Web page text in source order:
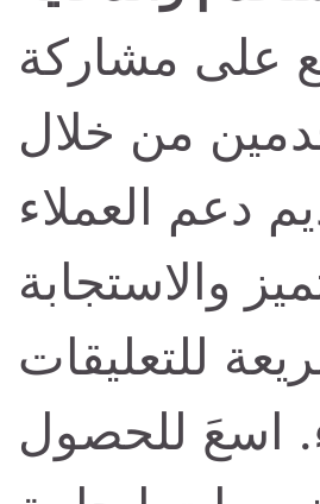
على مشاركة
من خلال
دعم العملاء
والاستجابة
للتعليقات
اسعَ للحصول